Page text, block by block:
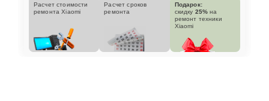
Расчет стоимости
ремонта Xiaomi
Расчет сроков
ремонта
Подарок:
скидку 25% на
ремонт техники
Xiaomi